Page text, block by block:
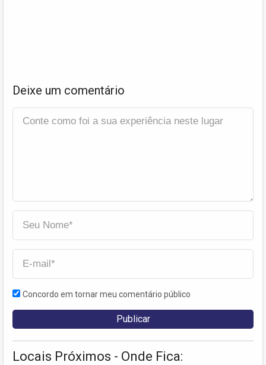
Deixe um comentário
Concordo em tornar meu comentário público
Locais Próximos - Onde Fica: